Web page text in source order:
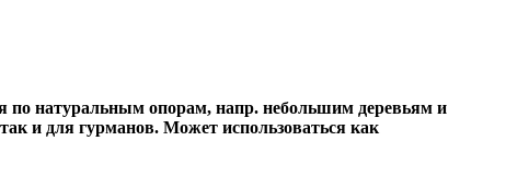
по натуральным опорам, напр. небольшим деревьям и
и для гурманов. Может использоваться как